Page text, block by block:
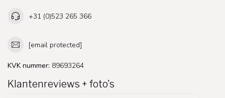
+31 (0)523 265 366
[email protected]
KVK nummer: 89693264
Klantenreviews + foto's